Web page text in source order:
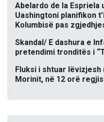
Abelardo de la Espriela
Uashingtoni planifikon
Kolumbisë pas
Skandal/ E dashura e
pretendimi tronditës i
Fluksi i shtuar
Morinit, në 12 orë